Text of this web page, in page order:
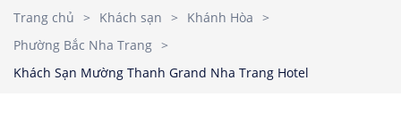
Căn hộ dịch vụ
3 4 5 6
9
10 11
16
17 18 19 20 21
22
Children
Ages 0 - 17
Trang chủ > Khách sạn > Khánh Hòa >
Phường Bắc Nha Trang >
Khách Sạn Mường Thanh Grand Nha Trang Hotel